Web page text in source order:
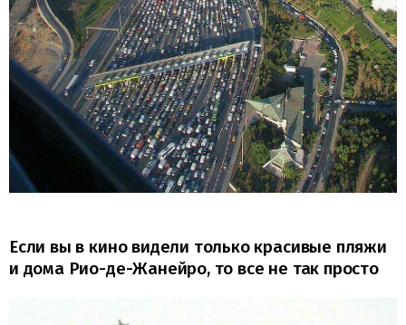
Если вы в кино видели только красивые пляжи
и дома Рио-де-Жанейро, то все не так просто